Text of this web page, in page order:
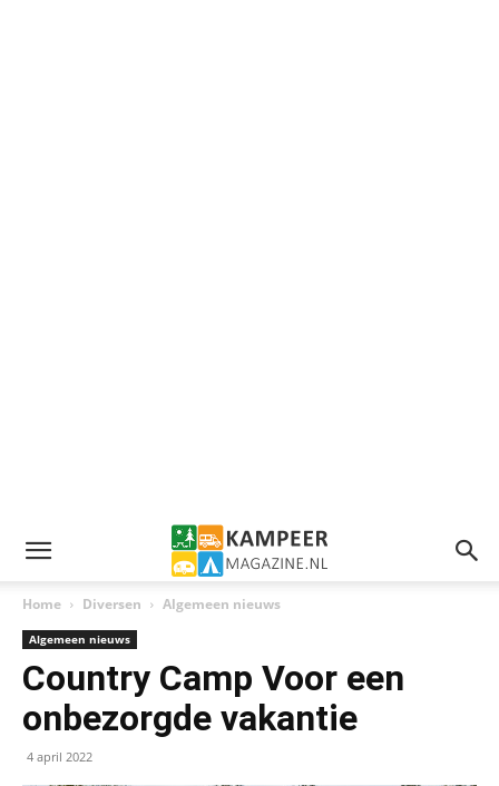
Home Diversen Algemeen nieuws
Algemeen nieuws
Country Camp Voor een
onbezorgde vakantie
4 april 2022